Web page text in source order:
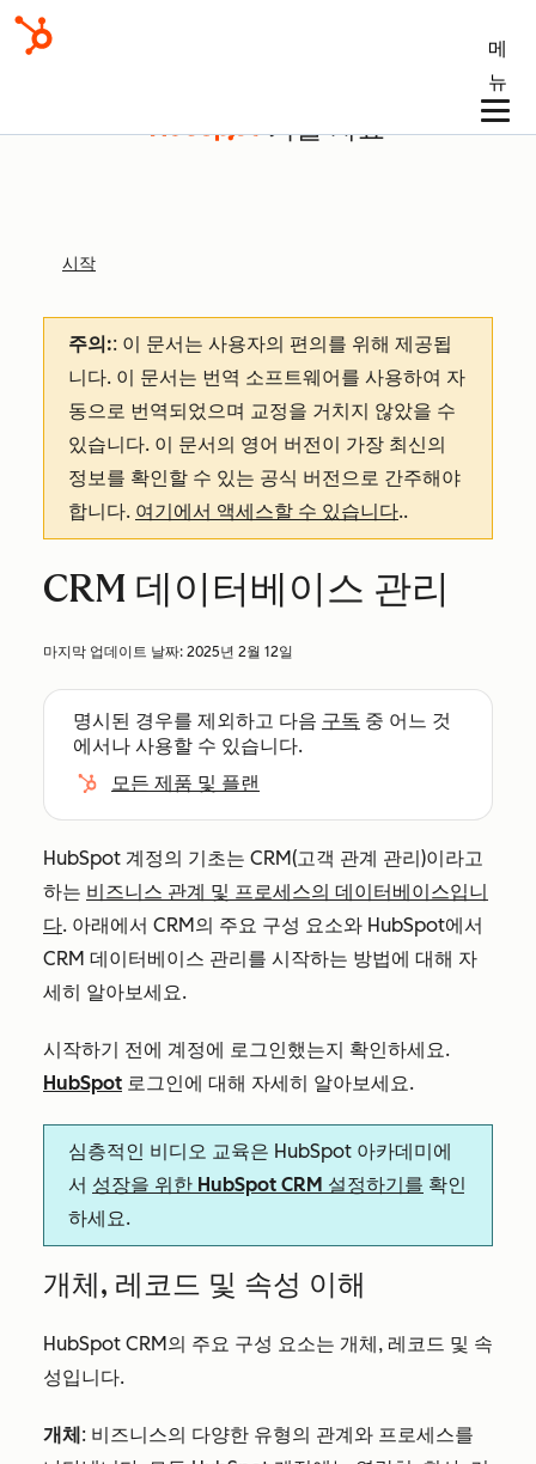
메
뉴
기술 자료
시작
주의:: 이 문서는 사용자의 편의를 위해 제공됩
니다. 이 문서는 번역 소프트웨어를 사용하여 자
동으로 번역되었으며 교정을 거치지 않았을 수
있습니다. 이 문서의 영어 버전이 가장 최신의
정보를 확인할 수 있는 공식 버전으로 간주해야
합니다. 여기에서 액세스할 수 있습니다..
CRM 데이터베이스 관리
마지막 업데이트 날짜: 2025년 2월 12일
명시된 경우를 제외하고 다음 구독 중 어느 것
에서나 사용할 수 있습니다.
모든 제품 및 플랜
HubSpot 계정의 기초는 CRM(고객 관계 관리)이라고
하는 비즈니스 관계 및 프로세스의 데이터베이스입니
다. 아래에서 CRM의 주요 구성 요소와 HubSpot에서
CRM 데이터베이스 관리를 시작하는 방법에 대해 자
세히 알아보세요.
시작하기 전에 계정에 로그인했는지 확인하세요.
HubSpot 로그인에 대해 자세히 알아보세요.
심층적인 비디오 교육은 HubSpot 아카데미에
서 성장을 위한 HubSpot CRM 설정하기를 확인
하세요.
개체, 레코드 및 속성 이해
HubSpot CRM의 주요 구성 요소는 개체, 레코드 및 속
성입니다.
개체: 비즈니스의 다양한 유형의 관계와 프로세스를